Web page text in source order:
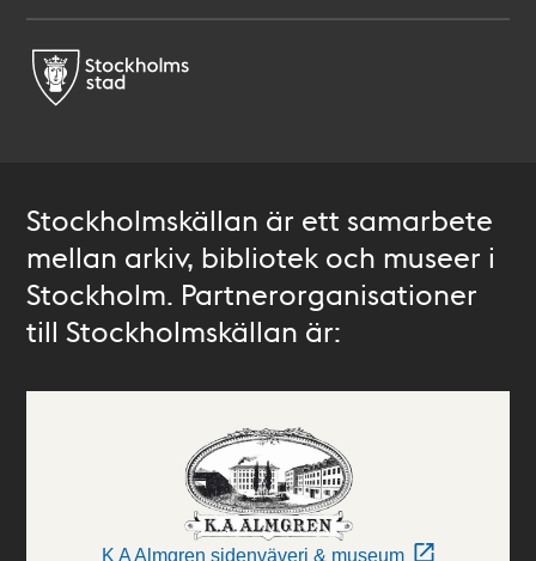
Stockholmskällan är ett samarbete
mellan arkiv, bibliotek och museer i
Stockholm. Partnerorganisationer
till Stockholmskällan är:
K A Almgren sidenväveri & museum